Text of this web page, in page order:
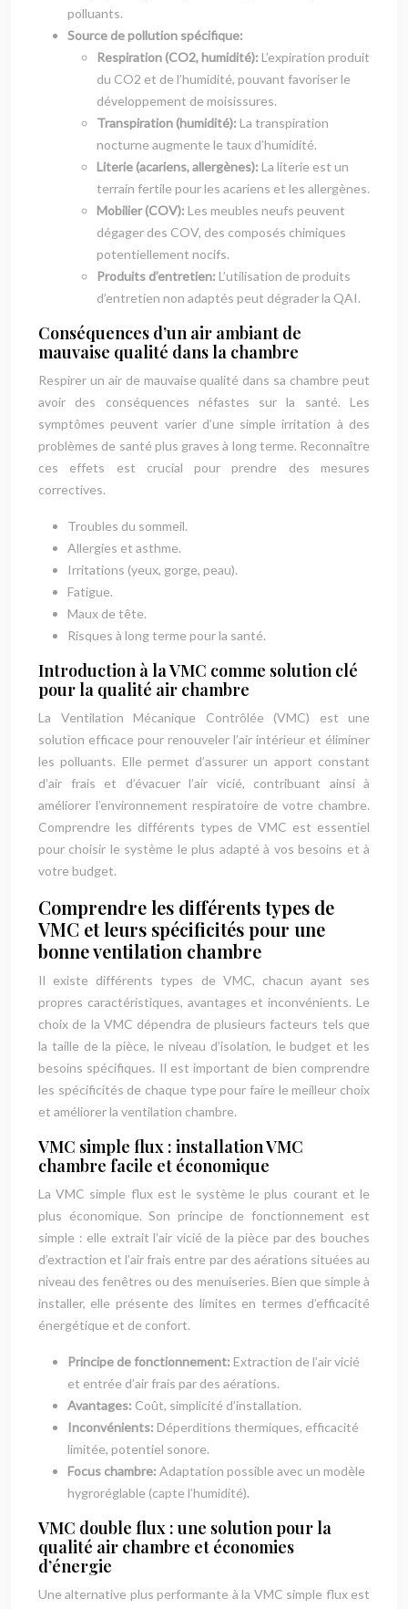
polluants.
Source de pollution spécifique:
Respiration (CO2, humidité): L’expiration produit
du CO2 et de l’humidité, pouvant favoriser le
développement de moisissures.
Transpiration (humidité): La transpiration
nocturne augmente le taux d’humidité.
Literie (acariens, allergènes): La literie est un
terrain fertile pour les acariens et les allergènes.
Mobilier (COV): Les meubles neufs peuvent
dégager des COV, des composés chimiques
potentiellement nocifs.
Produits d’entretien: L’utilisation de produits
d’entretien non adaptés peut dégrader la QAI.
Conséquences d’un air ambiant de
mauvaise qualité dans la chambre
Respirer un air de mauvaise qualité dans sa chambre peut
avoir des conséquences néfastes sur la santé. Les
symptômes peuvent varier d’une simple irritation à des
problèmes de santé plus graves à long terme. Reconnaître
ces effets est crucial pour prendre des mesures
correctives.
Troubles du sommeil.
Allergies et asthme.
Irritations (yeux, gorge, peau).
Fatigue.
Maux de tête.
Risques à long terme pour la santé.
Introduction à la VMC comme solution clé
pour la qualité air chambre
La Ventilation Mécanique Contrôlée (VMC) est une
solution efficace pour renouveler l’air intérieur et éliminer
les polluants. Elle permet d’assurer un apport constant
d’air frais et d’évacuer l’air vicié, contribuant ainsi à
améliorer l’environnement respiratoire de votre chambre.
Comprendre les différents types de VMC est essentiel
pour choisir le système le plus adapté à vos besoins et à
votre budget.
Comprendre les différents types de
VMC et leurs spécificités pour une
bonne ventilation chambre
Il existe différents types de VMC, chacun ayant ses
propres caractéristiques, avantages et inconvénients. Le
choix de la VMC dépendra de plusieurs facteurs tels que
la taille de la pièce, le niveau d’isolation, le budget et les
besoins spécifiques. Il est important de bien comprendre
les spécificités de chaque type pour faire le meilleur choix
et améliorer la ventilation chambre.
VMC simple flux : installation VMC
chambre facile et économique
La VMC simple flux est le système le plus courant et le
plus économique. Son principe de fonctionnement est
simple : elle extrait l’air vicié de la pièce par des bouches
d’extraction et l’air frais entre par des aérations situées au
niveau des fenêtres ou des menuiseries. Bien que simple à
installer, elle présente des limites en termes d’efficacité
énergétique et de confort.
Principe de fonctionnement: Extraction de l’air vicié
et entrée d’air frais par des aérations.
Avantages: Coût, simplicité d’installation.
Inconvénients: Déperditions thermiques, efficacité
limitée, potentiel sonore.
Focus chambre: Adaptation possible avec un modèle
hygroréglable (capte l’humidité).
VMC double flux : une solution pour la
qualité air chambre et économies
d’énergie
Une alternative plus performante à la VMC simple flux est